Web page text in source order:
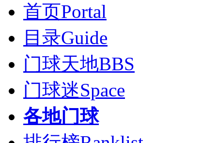
首页Portal
目录Guide
门球天地BBS
门球迷Space
各地门球